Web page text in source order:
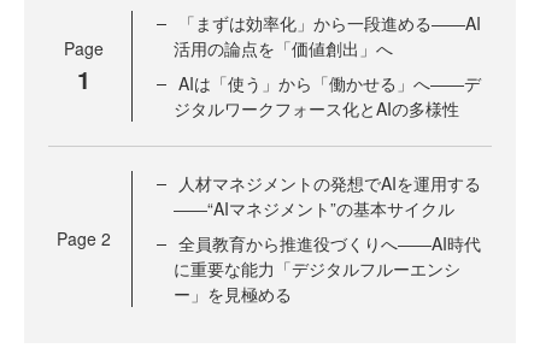
Page
1
「まずは効率化」から一段進める――AI
活用の論点を「価値創出」へ
AIは「使う」から「働かせる」へ――デ
ジタルワークフォース化とAIの多様性
Page 2
人材マネジメントの発想でAIを運用する
――“AIマネジメント”の基本サイクル
全員教育から推進役づくりへ――AI時代
に重要な能力「デジタルフルーエンシ
ー」を見極める